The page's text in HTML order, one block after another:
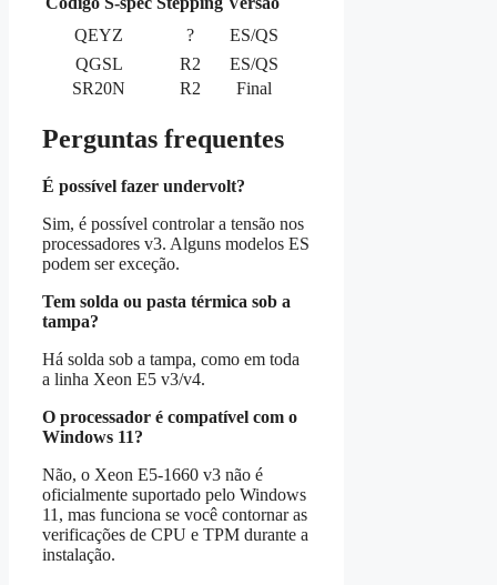
QEYZ
?
ES/QS
QGSL
R2
ES/QS
SR20N
R2 Final
Perguntas frequentes
É possível fazer undervolt?
Sim, é possível controlar a tensão nos
processadores v3. Alguns modelos ES
podem ser exceção.
Tem solda ou pasta térmica sob a
tampa?
Há solda sob a tampa, como em toda
a linha Xeon E5 v3/v4.
O processador é compatível com o
Windows 11?
Não, o Xeon E5‑1660 v3 não é
oficialmente suportado pelo Windows
11, mas funciona se você contornar as
verificações de CPU e TPM durante a
instalação.